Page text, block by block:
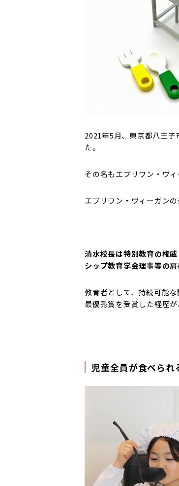
2021年5月、東京都八王
た。
その名もエブリワン・ヴィ
エブリワン・ヴィーガン
清水校長は特別教育の権威
シップ教育学会理事等の
教育者として、 持続可能な
最優秀賞を受賞した経歴が
児童全員が食べられ